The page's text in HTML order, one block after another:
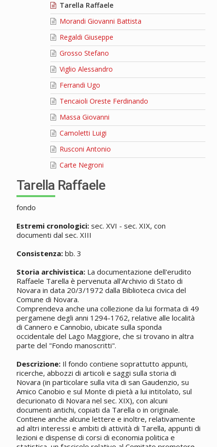
Tarella Raffaele
Morandi Giovanni Battista
Regaldi Giuseppe
Grosso Stefano
Viglio Alessandro
Ferrandi Ugo
Tencaioli Oreste Ferdinando
Massa Giovanni
Camoletti Luigi
Rusconi Antonio
Carte Negroni
Tarella Raffaele
fondo
Estremi cronologici:sec. XVI - sec. XIX, con
documenti dal sec. XIII
Consistenza:bb. 3
Storia archivistica:La documentazione dell'erudito
Raffaele Tarella è pervenuta all'Archivio di Stato di
Novara in data 20/3/1972 dalla Biblioteca civica del
Comune di Novara.
Comprendeva anche una collezione da lui formata di 49
pergamene degli anni 1294-1762, relative alle località
di Cannero e Cannobio, ubicate sulla sponda
occidentale del Lago Maggiore, che si trovano in altra
parte del "Fondo manoscritti".
Descrizione:Il fondo contiene soprattutto appunti,
ricerche, abbozzi di articoli e saggi sulla storia di
Novara (in particolare sulla vita di san Gaudenzio, su
Amico Canobio e sul Monte di pietà a lui intitolato, sul
decurionato di Novara nel sec. XIX), con alcuni
documenti antichi, copiati da Tarella o in originale.
Contiene anche alcune lettere e inoltre, relativamente
ad altri interessi e ambiti di attività di Tarella, appunti di
lezioni e dispense di corsi di economia politica e